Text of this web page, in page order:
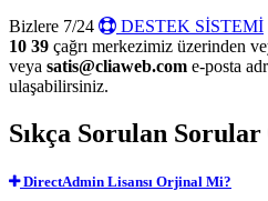
Bizlere 7/24
DESTEK SİSTEMİ
10 39 çağrı merkezimiz üzerinden
veya satis@cliaweb.com e-posta
ulaşabilirsiniz.
Sıkça Sorulan Sorular
DirectAdmin Lisansı Orjinal Mi?